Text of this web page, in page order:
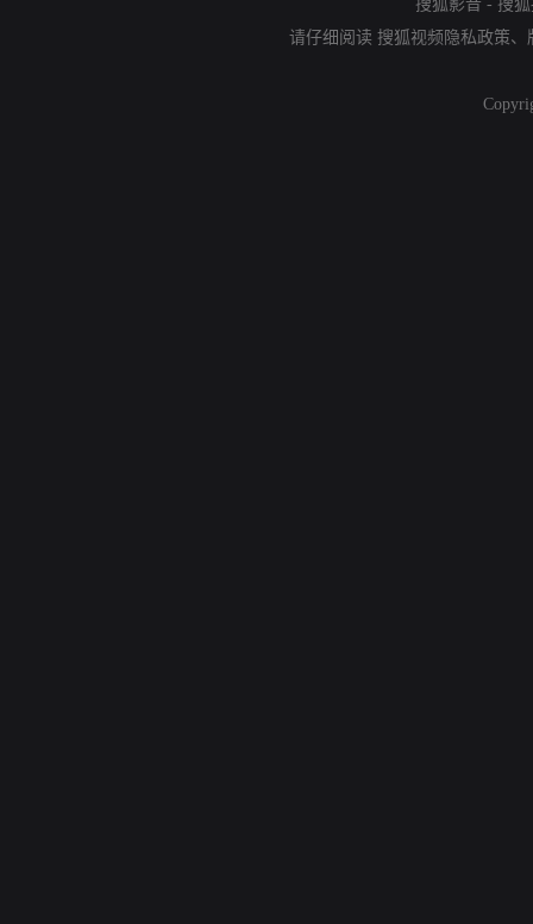
搜狐影音 - 搜
请仔细阅读 搜狐视频隐私政策、